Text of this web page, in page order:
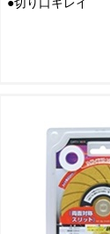
●切り口キレイ